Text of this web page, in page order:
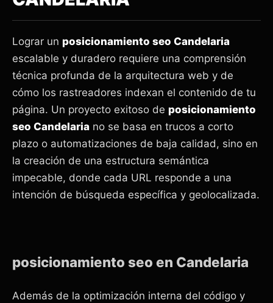
Lograr un posicionamiento seo Candelaria
escalable y duradero requiere una comprensión
técnica profunda de la arquitectura web y de
cómo los rastreadores indexan el contenido de tu
página. Un proyecto exitoso de posicionamiento
seo Candelaria no se basa en trucos a corto
plazo o automatizaciones de baja calidad, sino en
la creación de una estructura semántica
impecable, donde cada URL responde a una
intención de búsqueda específica y geolocalizada.
posicionamiento seo en Candelaria
Además de la optimización interna del código y